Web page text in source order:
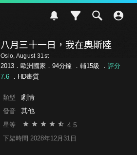
八月三十一日，我在奧斯陸
Oslo, August 31st
2013．歐洲國家．94分鐘 ． 輔15級 ． 評分
7.6．HD畫質
類型 劇情
發音 其他
星等 4.5
下架時間 2028年12月31日